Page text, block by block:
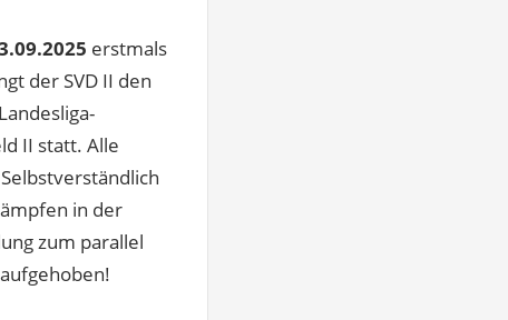
erstmals
der SVD II den
II statt. Alle
in der
zum parallel